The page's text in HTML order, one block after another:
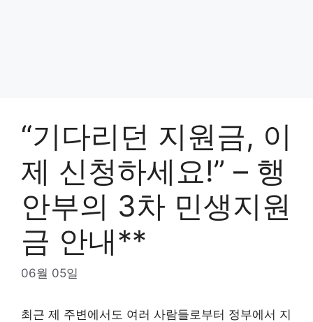
“기다리던 지원금, 이
제 신청하세요!” – 행
안부의 3차 민생지원
금 안내**
06월 05일
최근 제 주변에서도 여러 사람들로부터 정부에서 지